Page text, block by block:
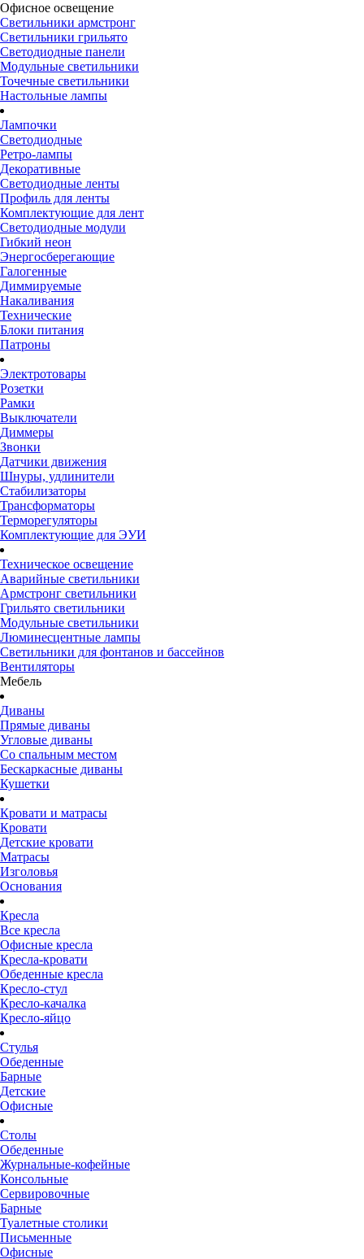
Офисное освещение
Светильники армстронг
Светильники грильято
Светодиодные панели
Модульные светильники
Точечные светильники
Настольные лампы
Лампочки
Светодиодные
Ретро-лампы
Декоративные
Светодиодные ленты
Профиль для ленты
Комплектующие для лент
Светодиодные модули
Гибкий неон
Энергосберегающие
Галогенные
Диммируемые
Накаливания
Технические
Блоки питания
Патроны
Электротовары
Розетки
Рамки
Выключатели
Диммеры
Звонки
Датчики движения
Шнуры, удлинители
Стабилизаторы
Трансформаторы
Терморегуляторы
Комплектующие для ЭУИ
Техническое освещение
Аварийные светильники
Армстронг светильники
Грильято светильники
Модульные светильники
Люминесцентные лампы
Светильники для фонтанов и бассейнов
Вентиляторы
Мебель
Диваны
Прямые диваны
Угловые диваны
Со спальным местом
Бескаркасные диваны
Кушетки
Кровати и матрасы
Кровати
Детские кровати
Матрасы
Изголовья
Основания
Кресла
Все кресла
Офисные кресла
Кресла-кровати
Обеденные кресла
Кресло-стул
Кресло-качалка
Кресло-яйцо
Стулья
Обеденные
Барные
Детские
Офисные
Столы
Обеденные
Журнальные-кофейные
Консольные
Сервировочные
Барные
Туалетные столики
Письменные
Офисные